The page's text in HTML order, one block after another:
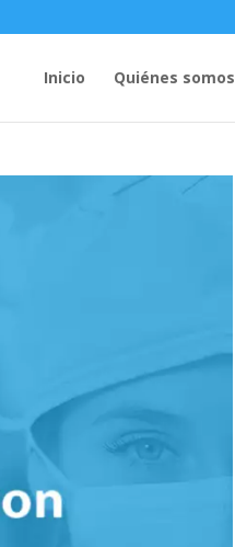
Inicio Quiénes somos